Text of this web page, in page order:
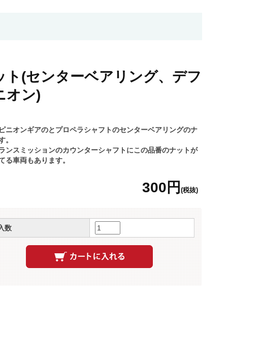
ト(センターベアリング、デフ
オン)
ニオンギアのとプロペラシャフトのセンターベアリングのナ
。
ンスミッションのカウンターシャフトにこの品番のナットが
る車両もあります。
300円(税抜)
数